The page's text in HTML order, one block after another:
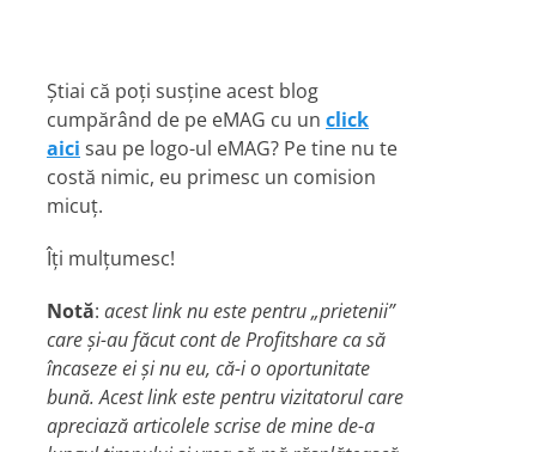
Știai că poți susține acest blog
cumpărând de pe eMAG cu un click
aici sau pe logo-ul eMAG? Pe tine nu te
costă nimic, eu primesc un comision
micuț.
Îți mulțumesc!
Notă: acest link nu este pentru „prietenii”
care și-au făcut cont de Profitshare ca să
încaseze ei și nu eu, că-i o oportunitate
bună. Acest link este pentru vizitatorul care
apreciază articolele scrise de mine de-a